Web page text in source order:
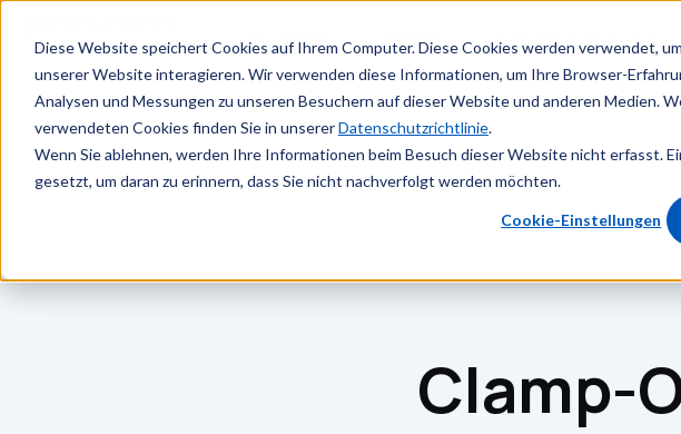
Diese Website speichert Cookies auf Ihrem Computer. Diese Cookies werden verwendet,
unserer Website interagieren. Wir verwenden diese Informationen, um Ihre Browser-
Analysen und Messungen zu unseren Besuchern auf dieser Website und anderen Medien.
verwendeten Cookies finden Sie in unsererDatenschutzrichtlinie.
Wenn Sie ablehnen, werden Ihre Informationen beim Besuch dieser Website nicht erfasst.
gesetzt, um daran zu erinnern, dass Sie nicht nachverfolgt werden möchten.
Cookie-Einstellungen
Zum Hauptinhalt springen
Produkte Märkte Service & Support
Clamp-